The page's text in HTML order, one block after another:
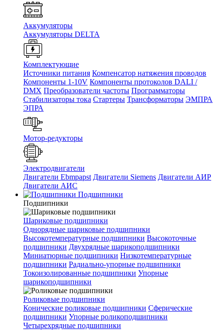
Аккумуляторы
Аккумуляторы DELTA
Комплектующие
Источники питания Компенсатор натяжения проводов
Компоненты 1-10V Компоненты протоколов DALI /
DMX Преобразователи частоты Программаторы
Стабилизаторы тока Стартеры Трансформаторы ЭМПРА
ЭПРА
Мотор-редукторы
Электродвигатели
Двигатели Ebmpapst Двигатели Siemens Двигатели АИР
Двигатели АИС
Подшипники
Подшипники
Шариковые подшипники
Однорядные шариковые подшипники
Высокотемпературные подшипники Высокоточные
подшипники Двухрядные шарикоподшипники
Миниатюрные подшипники Низкотемпературные
подшипники Радиально-упорные подшипники
Токоизолированные подшипники Упорные
шарикоподшипники
Роликовые подшипники
Конические роликовые подшипники Сферические
подшипники Упорные роликоподшипники
Четырехрядные подшипники